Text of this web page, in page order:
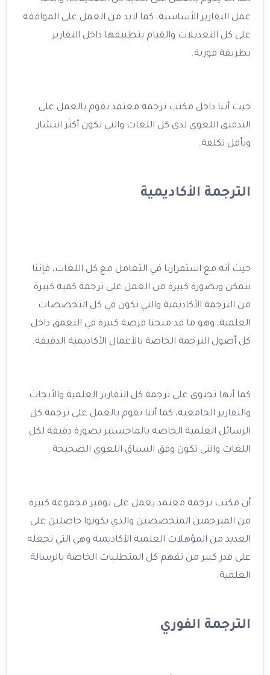
عمل التقارير الأساسية، كما لابد من العمل على الموافقة
على كل التعديلات والقيام بتطبيقها داخل التقارير
بطريقة فورية.
حيث أننا داخل مكتب ترجمة معتمد نقوم بالعمل على
التدقيق اللغوي لدى كل اللغات والتي تكون أكثر انتشار
وبأقل تكلفة.
الترجمة الأكاديمية
حيث أنه مع استمرارنا في التعامل مع كل اللغات، فإننا
نتمكن وبصورة كبيرة من العمل على ترجمة كمية كبيرة
من الترجمة الأكاديمية والتي تكون في كل التخصصات
العلمية، وهو ما قد منحنا فرصة كبيرة في التعمق داخل
كل أصول الترجمة الخاصة بالأعمال الأكاديمية الدقيقة.
كما أنها تحتوى على ترجمة كل التقارير العلمية والأبحاث
والتقارير الجامعية، كما أننا نقوم بالعمل على ترجمة كل
الرسائل العلمية الخاصة بالماجستير بصورة دقيقة لكل
اللغات والتي تكون وفق السياق اللغوي الصحيحة.
أن مكتب ترجمة معتمد يعمل على توفير مجموعة كبيرة
من المترجمين المتخصصين والذي يكونوا حاصلين على
العديد من المؤهلات العلمية الأكاديمية وهي التي تجعله
على قدر كبير من تفهم كل المتطلبات الخاصة بالرسالة
العلمية.
الترجمة الفوري